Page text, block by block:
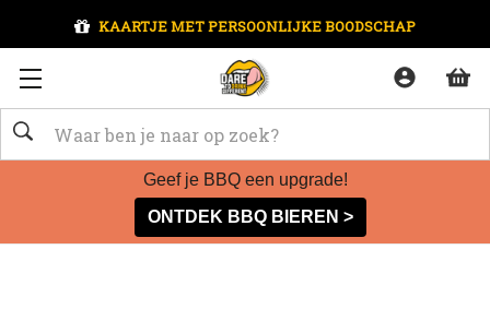
KAARTJE MET PERSOONLIJKE BOODSCHAP
Zoeken
Geef je BBQ een upgrade!
ONTDEK BBQ BIEREN >